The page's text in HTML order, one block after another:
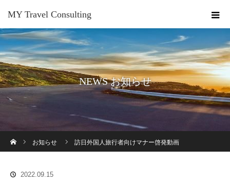
MY Travel Consulting
NEWS お知らせ
お知らせ
訪日外国人旅行者向けマナー啓発動画
2022.09.15